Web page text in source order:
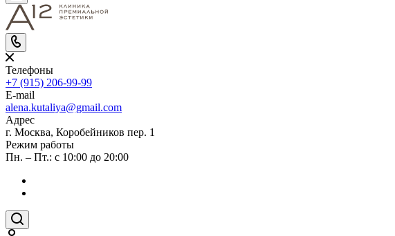
Телефоны
+7 (915) 206-99-99
E-mail
alena.kutaliya@gmail.com
Адрес
г. Москва, Коробейников пер. 1
Режим работы
Пн. – Пт.: с 10:00 до 20:00